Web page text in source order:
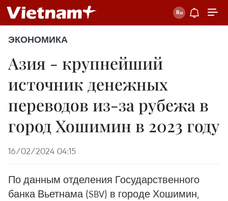
ЭКОНОМИКА
Азия - крупнейший
источник денежных
переводов из-за рубежа в
город Хошимин в 2023 году
16/02/2024 04:15
По данным отделения Государственного
банка Вьетнама (SBV) в городе Хошимин,